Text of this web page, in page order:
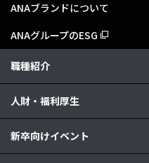
ANAブランドについて
ANAグループのESG
職種紹介
人財・福利厚生
新卒向けイベント